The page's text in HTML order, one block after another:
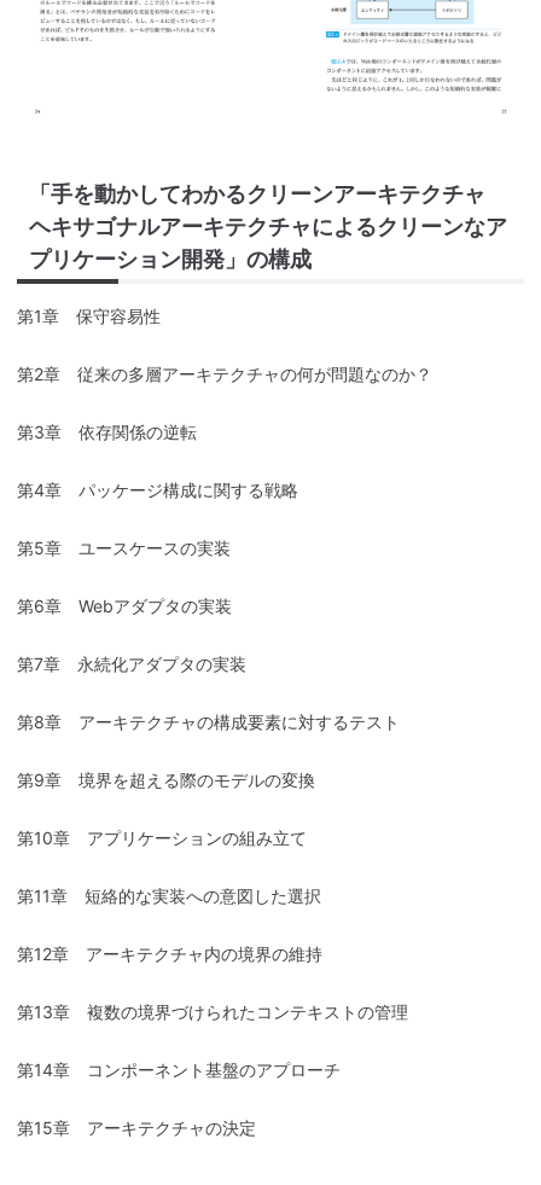
「手を動かしてわかるクリーンアーキテクチャ
ヘキサゴナルアーキテクチャによるクリーンなア
プリケーション開発」の構成
第1章 保守容易性
第2章 従来の多層アーキテクチャの何が問題なのか？
第3章 依存関係の逆転
第4章 パッケージ構成に関する戦略
第5章 ユースケースの実装
第6章 Webアダプタの実装
第7章 永続化アダプタの実装
第8章 アーキテクチャの構成要素に対するテスト
第9章 境界を超える際のモデルの変換
第10章 アプリケーションの組み立て
第11章 短絡的な実装への意図した選択
第12章 アーキテクチャ内の境界の維持
第13章 複数の境界づけられたコンテキストの管理
第14章 コンポーネント基盤のアプローチ
第15章 アーキテクチャの決定